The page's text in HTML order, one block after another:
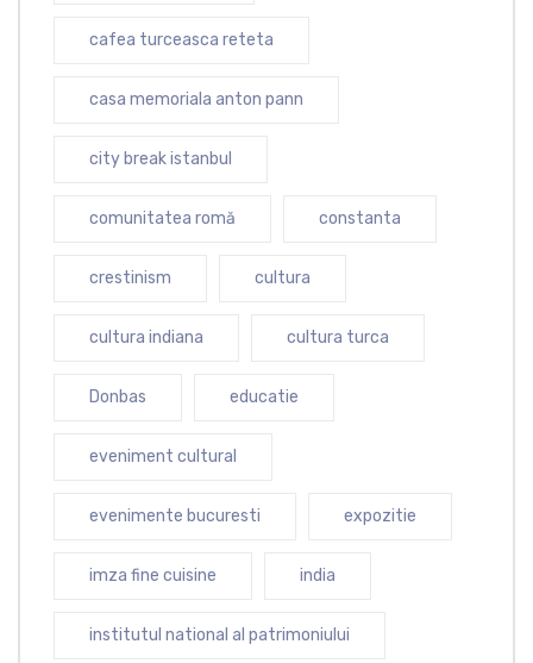
cafea turceasca reteta
casa memoriala anton pann
city break istanbul
comunitatea romă constanta
crestinism cultura
cultura indiana cultura turca
Donbas educatie
eveniment cultural
evenimente bucuresti expozitie
imza fine cuisine india
institutul national al patrimoniului